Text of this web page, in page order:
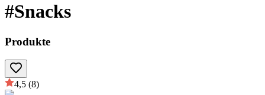
#Snacks
Produkte
4,5 (8)